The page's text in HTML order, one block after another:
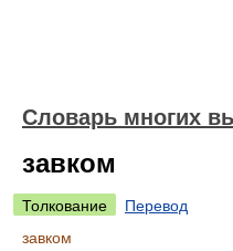
Словарь многих
завком
Толкование
Перевод
завком